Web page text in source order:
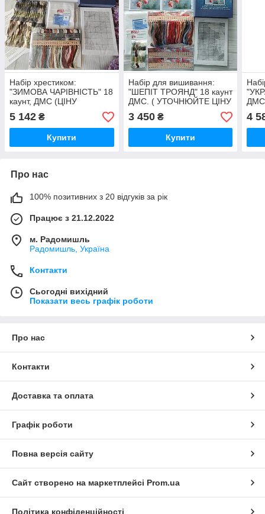
Набір хрестиком:
"ЗИМОВА ЧАРІВНІСТЬ" 18
каунт, ДМС (ЦІНУ
УТОЧНЮЙТЕ).
5 142 ₴
Купити
Набір для вишивання:
"ШЕПІТ ТРОЯНД" 18 каунт
ДМС. ( УТОЧНЮЙТЕ ЦІНУ
ПЕРЕД ОПЛАТОЮ)
3 450₴
Купити
4
Про нас
100% позитивних з 20 відгуків за рік
Працює з 21.12.2022
м. Радомишль
Радомишль, Україна
Контакти
Сьогодні вихідний
Показати весь графік роботи
Про нас
Контакти
Доставка та оплата
Графік роботи
Повна версія сайту
Сайт створено на маркетплейсі Prom.ua
Політика конфіденційності